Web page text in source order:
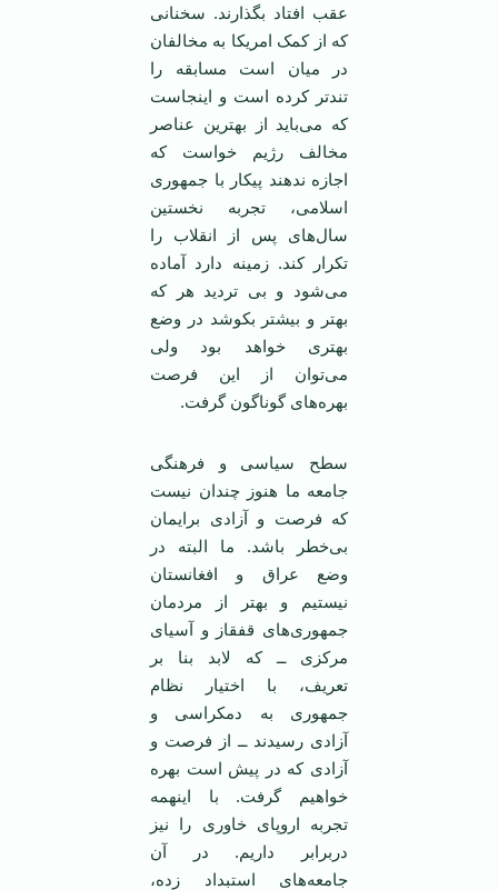
عقب افتاد بگذارند. ‏سخنانی
که از کمک امريکا به مخالفان
در ميان است مسابقه را
تندتر کرده است و اينجاست
که می‌بايد از ‏بهترين عناصر
مخالف رژيم خواست که
اجازه ندهند پيکار با جمهوری
اسلامی، تجربه نخستين
سال‌های پس از ‏انقلاب را
تکرار کند. زمينه دارد آماده
می‌شود و بی ترديد هر که
بهتر و بيشتر بکوشد در وضع
بهتری خواهد ‏بود ولی
می‌توان از اين فرصت
بهره‌های گوناگون گرفت.‏
سطح سياسی و فرهنگی
جامعه ما هنوز چندان نيست
که فرصت و آزادی برایمان
بی‌خطر باشد. ما البته در
‏وضع عراق و افغانستان
نيستیم و بهتر از مردمان
جمهوری‌های قفقاز و آسيای
مرکزی ــ که لابد بنا بر
تعريف، با ‏اختيار نظام
جمهوری به دمکراسی و
آزادی رسيدند ــ از فرصت و
آزادی که در پيش است بهره
خواهيم گرفت. ‏با اينهمه
تجربه اروپای خاوری را نيز
دربرابر داريم. در آن
جامعه‌های استبداد زده،